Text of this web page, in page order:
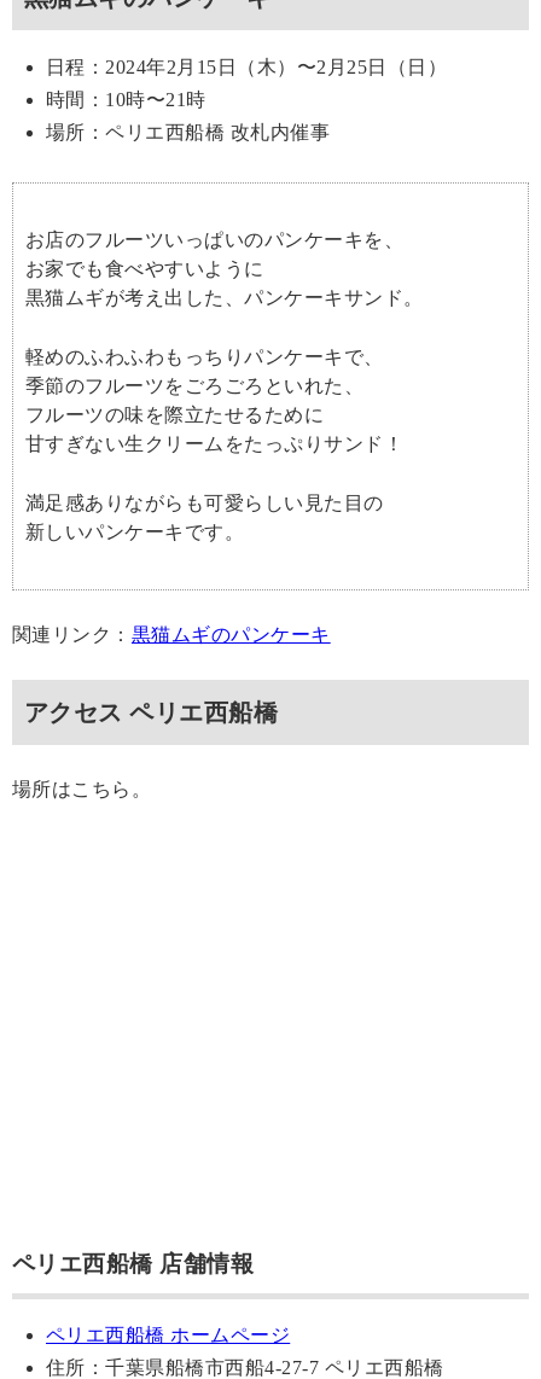
日程：2024年2月15日（木）〜2月25日（日）
時間：10時〜21時
場所：ペリエ西船橋 改札内催事
お店のフルーツいっぱいのパンケーキを、
お家でも食べやすいように
黒猫ムギが考え出した、パンケーキサンド。
軽めのふわふわもっちりパンケーキで、
季節のフルーツをごろごろといれた、
フルーツの味を際立たせるために
甘すぎない生クリームをたっぷりサンド！
満足感ありながらも可愛らしい見た目の
新しいパンケーキです。
関連リンク： 黒猫ムギのパンケーキ
アクセス ペリエ西船橋
場所はこちら。
ペリエ西船橋 店舗情報
ペリエ西船橋 ホームページ
住所：千葉県船橋市西船4-27-7 ペリエ西船橋